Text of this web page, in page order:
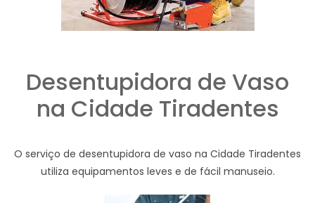
Desentupidora de Vaso
na Cidade Tiradentes
O serviço de desentupidora de vaso na Cidade Tiradentes
utiliza equipamentos leves e de fácil manuseio.